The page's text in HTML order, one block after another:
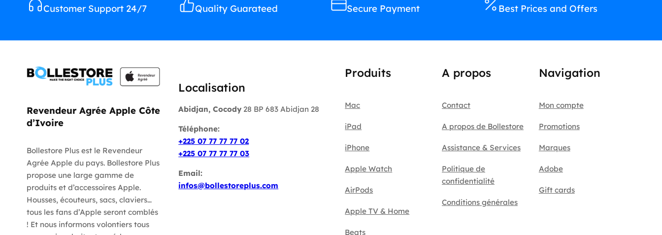
Customer Support 24/7 Quality Guarateed Secure Payment Best Prices and Offers
Revendeur Agrée Apple Côte
d’Ivoire
Bollestore Plus est le Revendeur
Agrée Apple du pays. Bollestore Plus
propose une large gamme de
produits et d’accessoires Apple.
Housses, écouteurs, sacs, claviers…
tous les fans d’Apple seront comblés
! Et nous informons volontiers tous
Localisation
Abidjan, Cocody 28 BP 683 Abidjan 28
Téléphone:
+225 07 77 77 77 02
+225 07 77 77 77 03
Email:
infos@bollestoreplus.com
Produits
Mac
iPad
iPhone
Apple Watch
AirPods
Apple TV & Home
Beats
A propos
Contact
A propos de Bollestore
Assistance & Services
Politique de
confidentialité
Conditions générales
Navigation
Mon compte
Promotions
Marques
Adobe
Gift cards